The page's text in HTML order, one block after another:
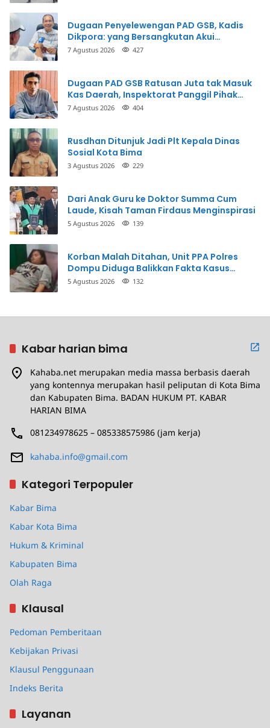
Dugaan Penyelewengan PAD GSB, Kadis
Dikpora: yang Bersangkutan Akui
Perbuatannya dan Siap Mengembalikan
7 Agustus 2026 427
Dugaan PAD GSB Ratusan Juta tak Masuk
Kas Daerah, Inspektorat Panggil Pihak
Terkait
7 Agustus 2026 404
Rusdhan Ditunjuk Jadi Plt Kepala Dinas
Sosial Kota Bima
3 Agustus 2026 229
Dari Anak Guru ke Doktor Summa Cum
Laude, Kisah Taman Firdaus Menginspirasi
5 Agustus 2026 139
Korban Malah Ditahan, Unit PPA Polres
Dompu Diduga Balikkan Fakta Kasus
Penganiayaan
5 Agustus 2026 132
Kabar harian bima
Kahaba.net merupakan media massa berbasis daerah
yang kontennya merupakan hasil peliputan di Kota Bima
dan Kabupaten Bima. BADAN HUKUM PT. KABAR
HARIAN BIMA
081234978625 – 085338575986 (jam kerja)
kahaba.info@gmail.com
Kategori Terpopuler
Kabar Bima
Kabar Kota Bima
Hukum & Kriminal
Kabupaten Bima
Olah Raga
Klausal
Pedoman Pemberitaan
Kebijakan Privasi
Klausul Penggunaan
Indeks Berita
Layanan